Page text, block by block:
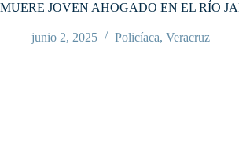
MUERE JOVEN AHOGADO EN EL RÍO
junio 2, 2025 Policíaca, Veracruz